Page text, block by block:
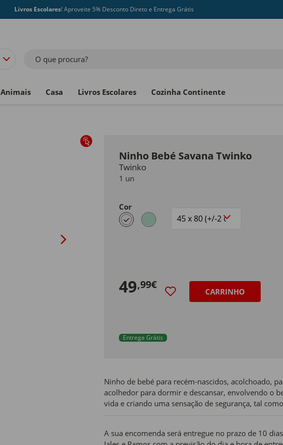
Livros Escolares! Aproveite 5% Desconto Direto e Entrega Grátis
O que procura?
Animais Casa Livros Escolares Cozinha Continente
Ninho Bebé Savana Twinko
Twinko
1 un
Cor
selected
Tamanho
49,99€
CARRINHO
Entrega Grátis
Ninho de bebé para recém-nascidos, acolchoado,
acolhedor para dormir e descansar, envolvendo o
vida e criando uma sensação de segurança, tal
A sua encomenda será entregue no prazo de 10